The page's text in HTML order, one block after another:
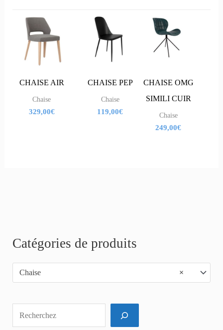
CHAISE AIR
Chaise
329,00€
CHAISE PEP
Chaise
119,00€
CHAISE OMG
SIMILI CUIR
Chaise
249,00€
Catégories de produits
×
Chaise
R
e